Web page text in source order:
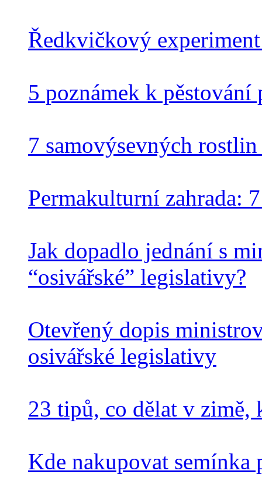
Ředkvičkový
5 poznámek k pěstování
7 samovýsevných
Permakulturní zahrada:
Jak dopadlo jednání s
“osivářské” legislativy?
Otevřený dopis
osivářské legislativy
23 tipů, co dělat v zimě,
Kde nakupovat semínka